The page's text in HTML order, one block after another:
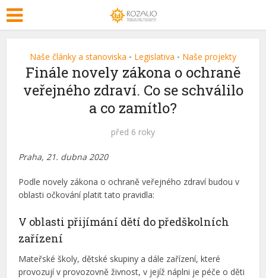
Naše články a stanoviska • Legislativa • Naše projekty
Finále novely zákona o ochraně
veřejného zdraví. Co se schválilo
a co zamítlo?
před 6 roky
Praha, 21. dubna 2020
Podle novely zákona o ochraně veřejného zdraví budou v
oblasti očkování platit tato pravidla:
V oblasti přijímání dětí do předškolních
zařízení
Mateřské školy, dětské skupiny a dále zařízení, které
provozují v provozovně živnost, v jejíž náplni je péče o děti